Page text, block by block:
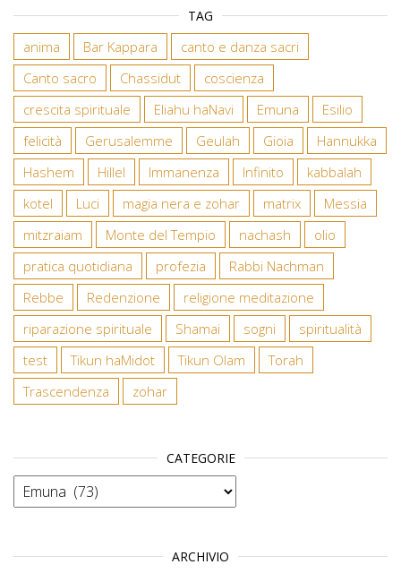
TAG
anima Bar Kappara
canto e danza sacri
Canto sacro
Chassidut
coscienza
crescita spirituale
Eliahu haNavi Emuna
Esilio
felicità
Gerusalemme Geulah Gioia
Hannukka
Hashem
Hillel Immanenza Infinito
kabbalah
kotel
Luci magia nera e zohar matrix
Messia
mitzraiam
Monte del Tempio nachash
olio
pratica quotidiana
profezia
Rabbi Nachman
Rebbe
Redenzione
religione meditazione
riparazione spirituale
Shamai sogni
spiritualità
test
Tikun haMidot Tikun Olam
Torah
Trascendenza
zohar
CATEGORIE
Categorie
ARCHIVIO